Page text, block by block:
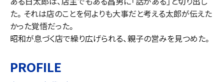
た。それは店のことを何よりも大事だと考える太郎が伝えた
かった覚悟だった。
昭和が息づく店で繰り広げられる、親子の営みを見つめた。
PROFILE